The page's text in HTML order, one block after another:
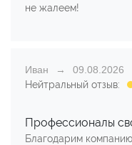
не жалеем!
Иван
09.08.2026
Нейтральный отзыв:
Профессионалы
Благодарим